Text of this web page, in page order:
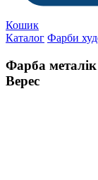
Кошик
Каталог Фарби
Фарба
Верес